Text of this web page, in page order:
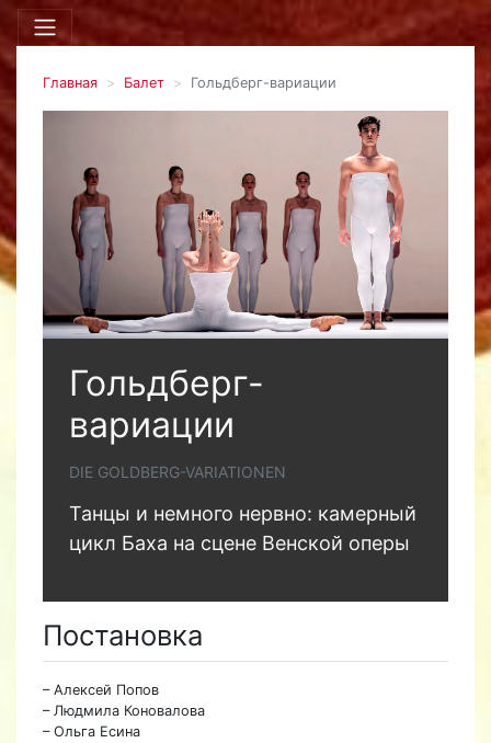
Главная Балет Гольдберг-вариации
Гольдберг-
вариации
DIE GOLDBERG-VARIATIONEN
Танцы и немного нервно: камерный
цикл Баха на сцене Венской оперы
Постановка
– Алексей Попов
– Людмила Коновалова
– Ольга Есина